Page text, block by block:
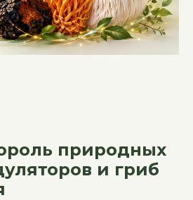
природных
и гриб